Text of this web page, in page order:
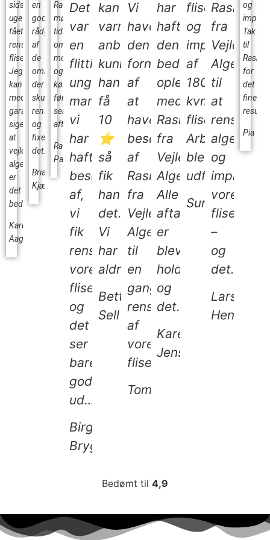
sidste
uge
fået
renset
fliser.
Jeg
kan
med
garanti
sige
at
vejle
algerens
er
det
bedste…
Karen
Aagård
en
god
rådgivning
af
de
områder
der
skulle
renses
og
fixede
det…
Brian
Kjær
Rasmus
mødte
tidligt
om
morgenen
og
kørte
først
sent
aften…
Rasmus
Paulin
Det
var
en
flittig
ung
mand
vi
har
haft
besøg
af,
vi
fik
renset
vores
fliser
og
det
ser
bare
godt
ud…
Birgitte
Brygmann
kan
varmt
anbefales..
kunne
han
få
10
⭐
så
fik
han
det.
Vi
har
aldrig…
Bettina
Sell
Vi
havde
den
fornøjelse
af
at
have
besøg
af
Rasmus
fra
Vejle
Algerens
til
en
gang
rens
af
vores
fliser…
Tommy
har
haft
den
bedste
oplevelse
med
Rasmus
fra
Vejle
Algerens.
Alle
aftaler
er
blevet
holdt
og
det…
Karen
Jensen
fliserens
og
imprægnering
af
180
kvm
fliser.
Arbejdet
blev
udført…
Sunflowers
Rasmus
fra
Vejle
Algerens
til
at
rense,
og
vores
fliser
–
og
det…
Lars
Henriksen
og
Tak
til
for
det
fine
Pia
Bedømt til 4,9